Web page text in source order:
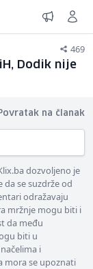
469
Dodik nije
na članak
dozvoljeno je
se suzdrže od
odražavaju
mržnje mogu biti i
da među
biti u
i
mora se upoznati